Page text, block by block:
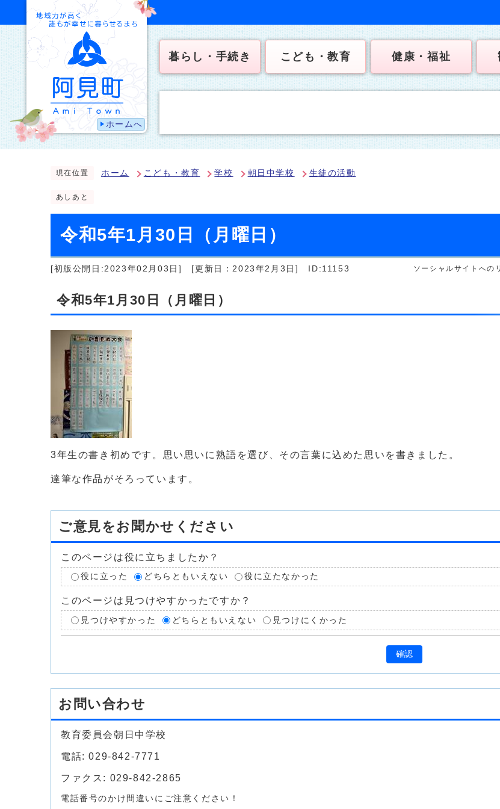
ホームへ
暮らし・手続き こども・教育 健康・福祉
現在位置 ホーム こども・教育 学校 朝日中学校 生徒の活動
あしあと
令和5年1月30日（月曜日）
[初版公開日:2023年02月03日] [更新日：2023年2月3日] ID:11153 ソーシャルサイトへの
令和5年1月30日（月曜日）
3年生の書き初めです。思い思いに熟語を選び、その言葉に込めた思いを書きました。
達筆な作品がそろっています。
ご意見をお聞かせください
このページは役に立ちましたか？
役に立った どちらともいえない 役に立たなかった
このページは見つけやすかったですか？
見つけやすかった どちらともいえない 見つけにくかった
確認
お問い合わせ
教育委員会朝日中学校
電話: 029-842-7771
ファクス: 029-842-2865
電話番号のかけ間違いにご注意ください！